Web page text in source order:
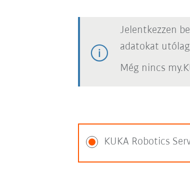
Jelentkezzen
adatokat
Még nincs
KUKA Robotics